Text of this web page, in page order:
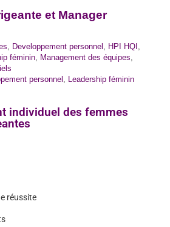
et Manager
Developpement personnel HPI HQI
féminin Management des équipes
personnel Leadership féminin
individuel des femmes
réussite